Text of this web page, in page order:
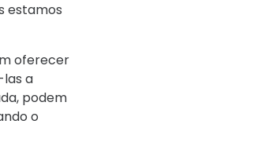
estamos
oferecer
a
podem
o